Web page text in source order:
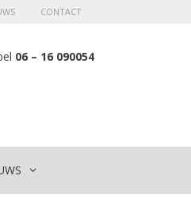
CONTACT
06 – 16 090054